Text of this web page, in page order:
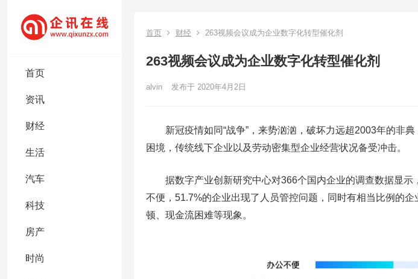
首页
资讯
财经
生活
汽车
科技
房产
时尚
首页 财经 263视频会议成为企业数字化转型催化剂
263视频会议成为企业数字化转型催化剂
alvin 发布于 2020年4月2日
新冠疫情如同“战争”，来势汹汹，破坏力远超2003年的非典
困境，传统线下企业以及劳动密集型企业经营状况备受冲击。
据数字产业创新研究中心对366个国内企业的调查数据显示
不便，51.7%的企业出现了人员管控问题，同时有相当比例的
顿、现金流困难等现象。